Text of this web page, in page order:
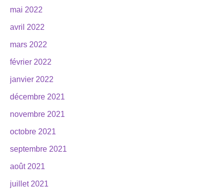
mai 2022
avril 2022
mars 2022
février 2022
janvier 2022
décembre 2021
novembre 2021
octobre 2021
septembre 2021
août 2021
juillet 2021